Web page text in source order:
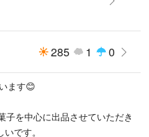
285 1 0
ます😊
を中心に出品させていただき
です。